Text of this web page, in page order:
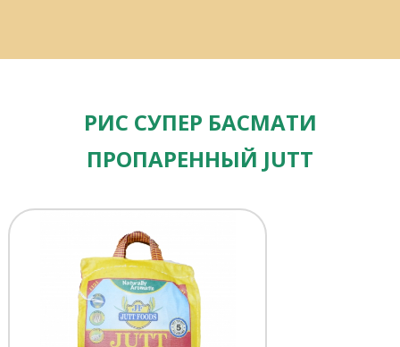
РИС СУПЕР БАСМАТИ
ПРОПАРЕННЫЙ JUTT